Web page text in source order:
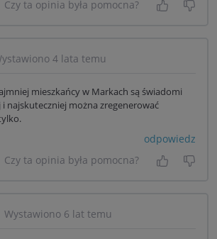
Czy ta opinia była pomocna? Tak, była
Nie
4 lata temu
mieszkańcy w Markach są świadomi
najskuteczniej można zregenerować
odpowiedz
Czy ta opinia była pomocna?
Tak, była
Nie
Wystawiono 6 lat temu